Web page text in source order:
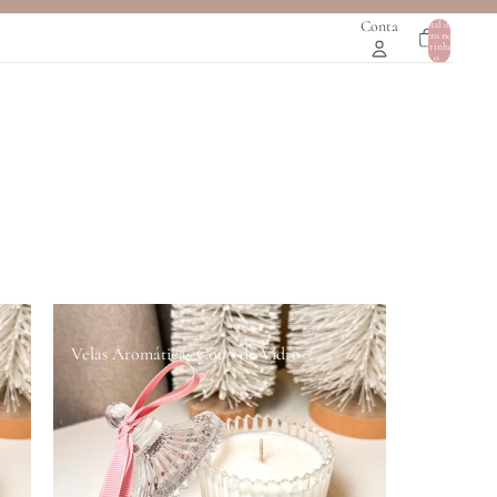
Conta
Total de
itens no
carrinho:
0
Velas Aromáticas Copo de Vidro